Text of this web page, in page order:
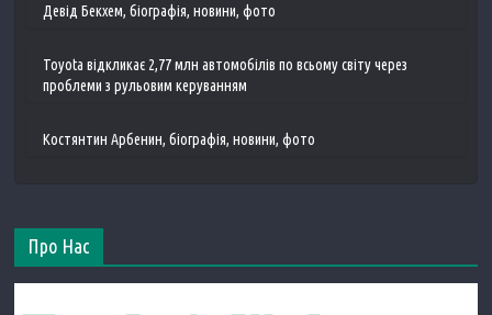
Девід Бекхем, біографія, новини, фото
Toyota відкликає 2,77 млн ​​автомобілів по всьому світу через
проблеми з рульовим керуванням
Костянтин Арбенин, біографія, новини, фото
Про Нас